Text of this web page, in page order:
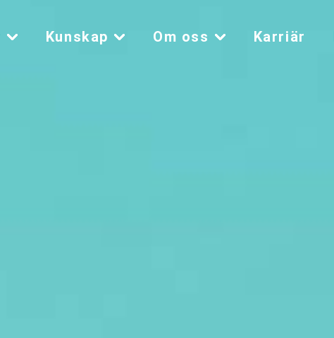
Kunskap Om oss Karriär